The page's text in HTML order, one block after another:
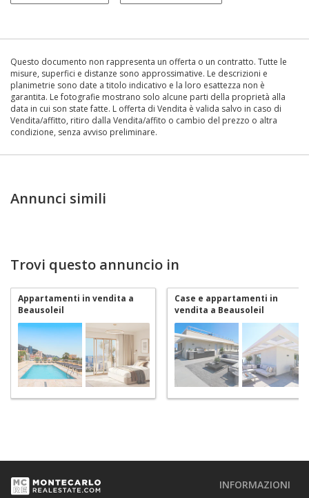
Questo documento non rappresenta un offerta o un contratto. Tutte le
misure, superfici e distanze sono approssimative. Le descrizioni e
planimetrie sono date a titolo indicativo e la loro esattezza non è
garantita. Le fotografie mostrano solo alcune parti della proprietà alla
data in cui son state fatte. L offerta di Vendita è valida salvo in caso di
Vendita/affitto, ritiro dalla Vendita/affito o cambio del prezzo o altra
condizione, senza avviso preliminare.
Annunci simili
Trovi questo annuncio in
Appartamenti in vendita a
Beausoleil
Case e appartamenti in
vendita a Beausoleil
INFORMAZIONI